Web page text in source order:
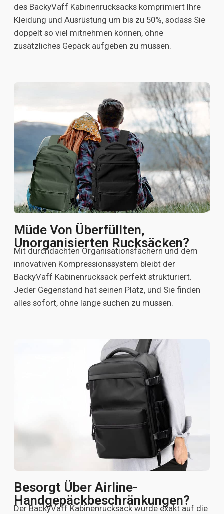
des BackyVaff Kabinenrucksacks komprimiert Ihre
Kleidung und Ausrüstung um bis zu 50%, sodass Sie
doppelt so viel mitnehmen können, ohne
zusätzliches Gepäck aufgeben zu müssen.
Müde Von Überfüllten,
Unorganisierten Rucksäcken?
Mit durchdachten Organisationsfächern und dem
innovativen Kompressionssystem bleibt der
BackyVaff Kabinenrucksack perfekt strukturiert.
Jeder Gegenstand hat seinen Platz, und Sie finden
alles sofort, ohne lange suchen zu müssen.
Besorgt Über Airline-
Handgepäckbeschränkungen?
Der BackyVaff Kabinenrucksack wurde exakt auf die